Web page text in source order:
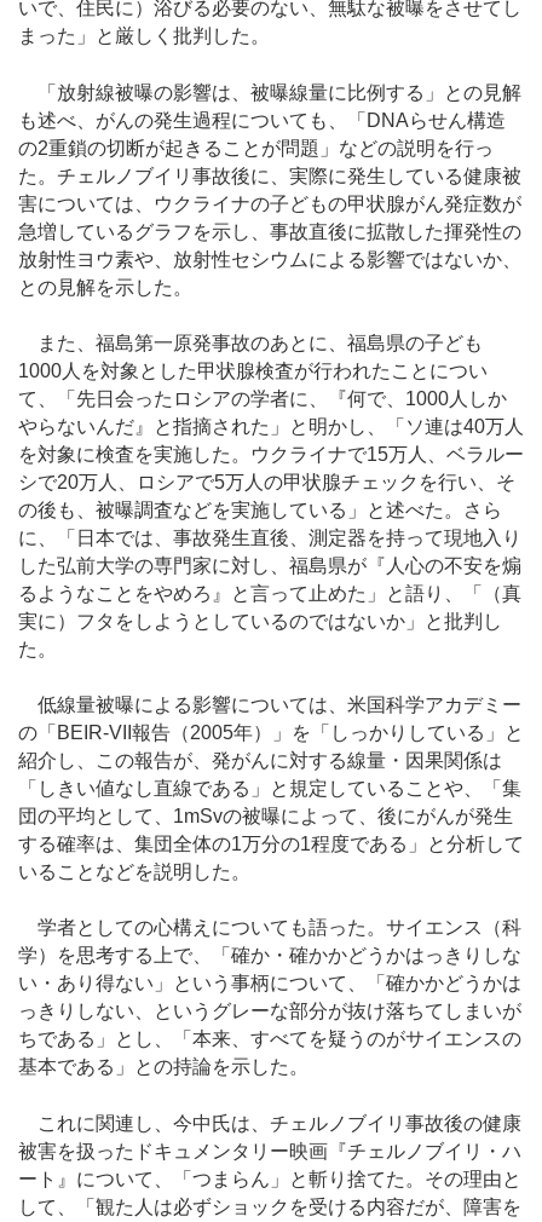
いで、住民に）浴びる必要のない、無駄な被曝をさせてし
まった」と厳しく批判した。
「放射線被曝の影響は、被曝線量に比例する」との見解
も述べ、がんの発生過程についても、「DNAらせん構造
の2重鎖の切断が起きることが問題」などの説明を行っ
た。チェルノブイリ事故後に、実際に発生している健康被
害については、ウクライナの子どもの甲状腺がん発症数が
急増しているグラフを示し、事故直後に拡散した揮発性の
放射性ヨウ素や、放射性セシウムによる影響ではないか、
との見解を示した。
また、福島第一原発事故のあとに、福島県の子ども
1000人を対象とした甲状腺検査が行われたことについ
て、「先日会ったロシアの学者に、『何で、1000人しか
やらないんだ』と指摘された」と明かし、「ソ連は40万人
を対象に検査を実施した。ウクライナで15万人、ベラルー
シで20万人、ロシアで5万人の甲状腺チェックを行い、そ
の後も、被曝調査などを実施している」と述べた。さら
に、「日本では、事故発生直後、測定器を持って現地入り
した弘前大学の専門家に対し、福島県が『人心の不安を煽
るようなことをやめろ』と言って止めた」と語り、「（真
実に）フタをしようとしているのではないか」と批判し
た。
低線量被曝による影響については、米国科学アカデミー
の「BEIR-VII報告（2005年）」を「しっかりしている」と
紹介し、この報告が、発がんに対する線量・因果関係は
「しきい値なし直線である」と規定していることや、「集
団の平均として、1mSvの被曝によって、後にがんが発生
する確率は、集団全体の1万分の1程度である」と分析して
いることなどを説明した。
学者としての心構えについても語った。サイエンス（科
学）を思考する上で、「確か・確かかどうかはっきりしな
い・あり得ない」という事柄について、「確かかどうかは
っきりしない、というグレーな部分が抜け落ちてしまいが
ちである」とし、「本来、すべてを疑うのがサイエンスの
基本である」との持論を示した。
これに関連し、今中氏は、チェルノブイリ事故後の健康
被害を扱ったドキュメンタリー映画『チェルノブイリ・ハ
ート』について、「つまらん」と斬り捨てた。その理由と
して、「観た人は必ずショックを受ける内容だが、障害を